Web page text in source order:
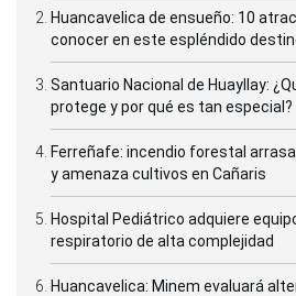
Huancavelica de ensueño: 10
conocer en este espléndido
Santuario Nacional de Huayllay:
protege y por qué es tan especial?
Ferreñafe: incendio forestal
y amenaza cultivos en Cañaris
Hospital Pediátrico adquiere
respiratorio de alta complejidad
Huancavelica: Minem evaluará